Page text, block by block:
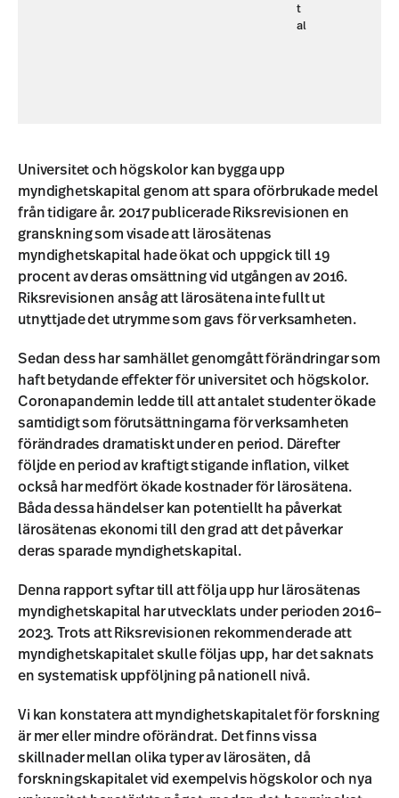
t
al
Universitet och högskolor kan bygga upp
myndighetskapital genom att spara oförbrukade medel
från tidigare år. 2017 publicerade Riksrevisionen en
granskning som visade att lärosätenas
myndighetskapital hade ökat och uppgick till 19
procent av deras omsättning vid utgången av 2016.
Riksrevisionen ansåg att lärosätena inte fullt ut
utnyttjade det utrymme som gavs för verksamheten.
Sedan dess har samhället genomgått förändringar som
haft betydande effekter för universitet och högskolor.
Coronapandemin ledde till att antalet studenter ökade
samtidigt som förutsättningarna för verksamheten
förändrades dramatiskt under en period. Därefter
följde en period av kraftigt stigande inflation, vilket
också har medfört ökade kostnader för lärosätena.
Båda dessa händelser kan potentiellt ha påverkat
lärosätenas ekonomi till den grad att det påverkar
deras sparade myndighetskapital.
Denna rapport syftar till att följa upp hur lärosätenas
myndighetskapital har utvecklats under perioden 2016–
2023. Trots att Riksrevisionen rekommenderade att
myndighetskapitalet skulle följas upp, har det saknats
en systematisk uppföljning på nationell nivå.
Vi kan konstatera att myndighetskapitalet för forskning
är mer eller mindre oförändrat. Det finns vissa
skillnader mellan olika typer av lärosäten, då
forskningskapitalet vid exempelvis högskolor och nya